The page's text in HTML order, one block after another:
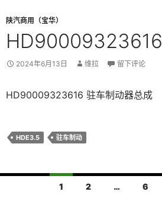
陕汽商用（宝华）
HD90009323616
2024年6月13日 维拉 留下评论
HD90009323616 驻车制动器总成
HDE3.5 驻车制动
1 2 … 6